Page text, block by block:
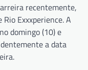
recentemente,
Exxxperience. A
domingo (10) e
a data